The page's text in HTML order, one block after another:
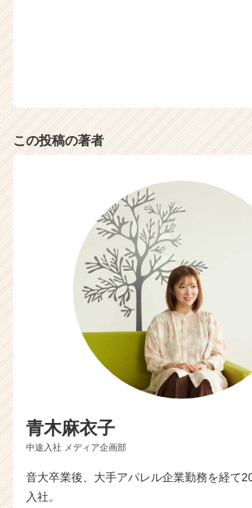
この投稿の著者
青木麻衣子
中途入社 メディア企画部
音大卒業後、大手アパレル企業勤務を経て
入社。